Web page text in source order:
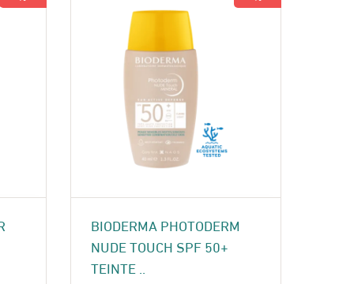
BIODERMA PHOTODERM
NUDE TOUCH SPF 50+
TEINTE ..